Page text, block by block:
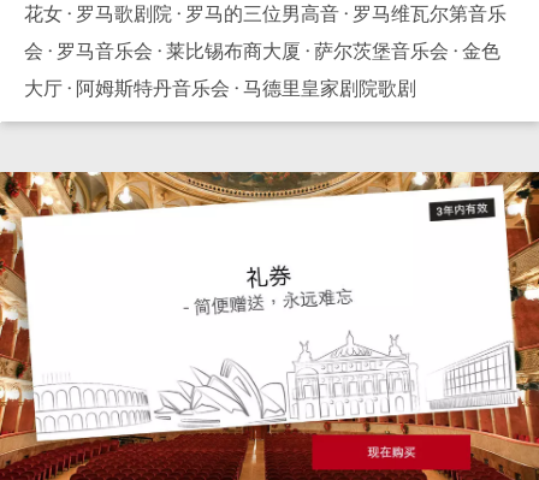
花女
罗马歌剧院 罗马的三位男高音
罗马维瓦尔第音乐
会
罗马音乐会 莱比锡布商大厦 萨尔茨堡音乐会
金色
大厅
阿姆斯特丹音乐会 马德里皇家剧院歌剧